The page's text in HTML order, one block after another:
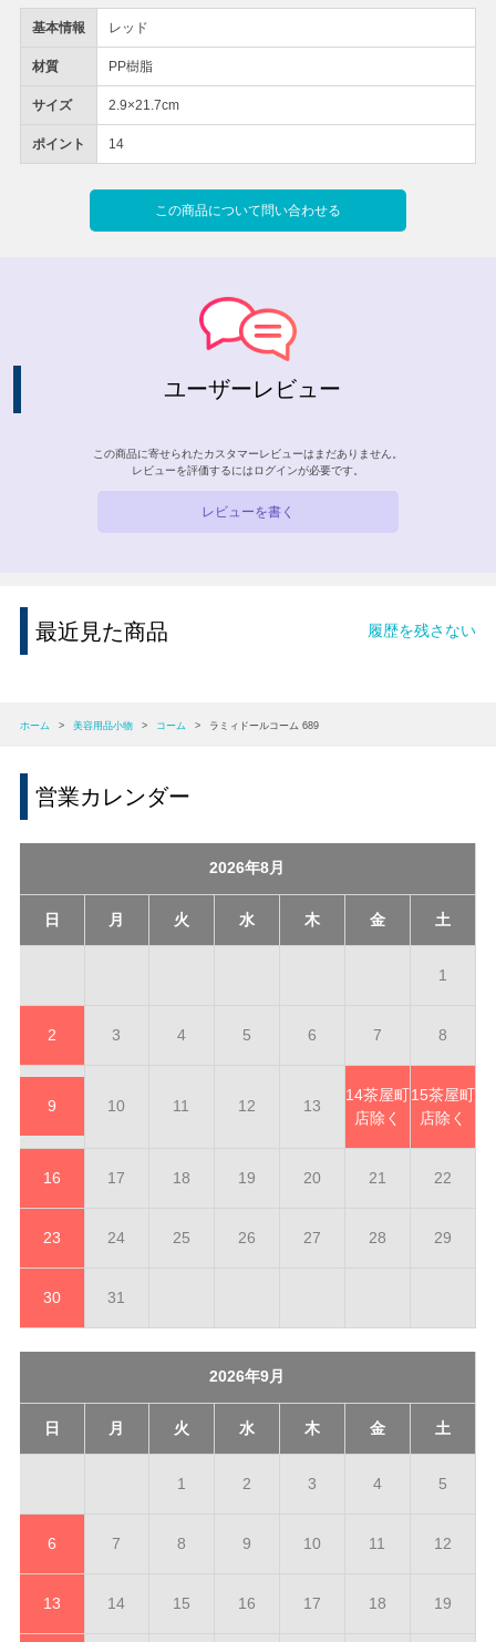
基本情報 レッド
材質 PP樹脂
サイズ 2.9×21.7cm
ポイント 14
この商品について問い合わせる
ユーザーレビュー
この商品に寄せられたカスタマーレビューはまだありません。
レビューを評価するには ログインが必要です。
レビューを書く
最近見た商品 履歴を残さない
ホーム > 美容用品小物 > コーム > ラミィドールコーム 689
営業カレンダー
2026年8月
日 月 火 水 木 金 土
1
2 3 4 5 6 7 8
9 10 11 12 13
14茶屋町
店除く
15茶屋町
店除く
16 17 18 19 20 21 22
23 24 25 26 27 28 29
30 31
2026年9月
日 月 火 水 木 金 土
1 2 3 4 5
6 7 8 9 10 11 12
13 14 15 16 17 18 19